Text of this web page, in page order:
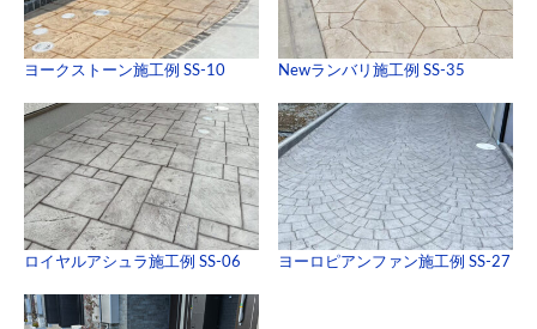
ヨークストーン施工例 SS-10 Newランバリ施工例 SS-35
ロイヤルアシュラ施工例 SS-06 ヨーロピアンファン施工例 SS-27